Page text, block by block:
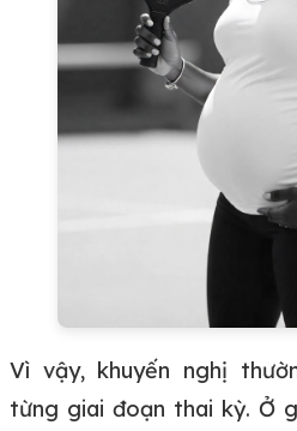
Vì vậy, khuyến nghị
từng giai đoạn thai kỳ. Ở